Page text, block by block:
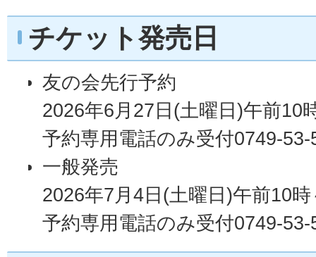
チケット発売日
友の会先行予約
2026年6月27日(土曜日)午前10
予約専用電話のみ受付0749-53-
一般発売
2026年7月4日(土曜日)午前10時
予約専用電話のみ受付0749-53-